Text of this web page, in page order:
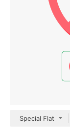
Special Flat